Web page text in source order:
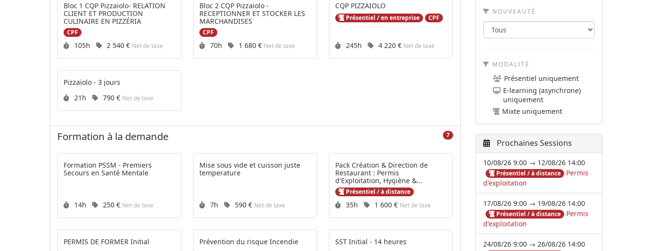
Bloc 1 CQP Pizzaiolo- RELATION
CLIENT ET PRODUCTION
CULINAIRE EN PIZZÉRIA
CPF
Durée :
105h Prix :
2 540 € Net de taxe
Bloc 2 CQP Pizzaiolo -
RECEPTIONNER ET STOCKER LES
MARCHANDISES
CPF
Durée :
70h Prix :
1 680 € Net de taxe
CQP PIZZAIOLO
Présentiel / en entreprise CPF
Durée :
245h Prix :
4 220 € Net de taxe
Pizzaïolo - 3 jours
Durée :
21h Prix :
790 € Net de taxe
Formation à la demande 7
Formation PSSM - Premiers
Secours en Santé Mentale
Durée :
14h Prix :
250 € Net de taxe
Mise sous vide et cuisson juste
temperature
Durée :
7h Prix :
590 € Net de taxe
Pack Création & Direction de
Restaurant : Permis
d'Exploitation, Hygiène &
Management CHR
Présentiel / à distance
Durée :
35h Prix :
1 600 € Net de taxe
PERMIS DE FORMER Initial Prévention du risque Incendie SST Initial - 14 heures
NOUVEAUTÉ
MODALITÉ
Présentiel uniquement
E-learning (asynchrone)
uniquement
Mixte uniquement
Prochaines Sessions
10/08/26 9:00 → 12/08/26 14:00
Présentiel / à distance
Permis
d'exploitation
17/08/26 9:00 → 19/08/26 14:00
Présentiel / à distance
Permis
d'exploitation
24/08/26 9:00 → 26/08/26 14:00